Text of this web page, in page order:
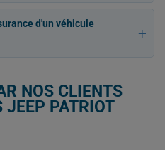
d'un véhicule
NOS CLIENTS
JEEP PATRIOT